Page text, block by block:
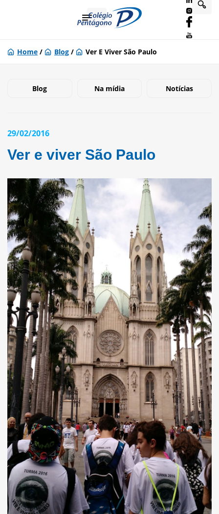
Home / Blog / Ver E Viver São Paulo
Blog Na mídia Notícias
29/02/2016
Ver e viver São Paulo